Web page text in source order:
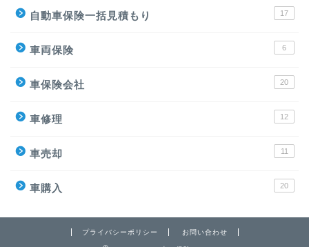
自動車保険一括見積もり 17
車両保険 6
車保険会社 20
車修理 12
車売却 11
車購入 20
プライバシーポリシー お問い合わせ